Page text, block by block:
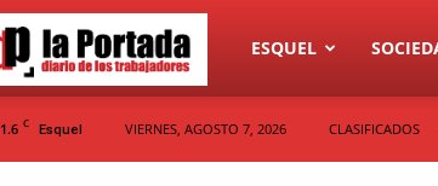
Diario
La
ESQUEL
1.6 C Esquel VIERNES, AGOSTO 7, 2026 CLASIFICADOS